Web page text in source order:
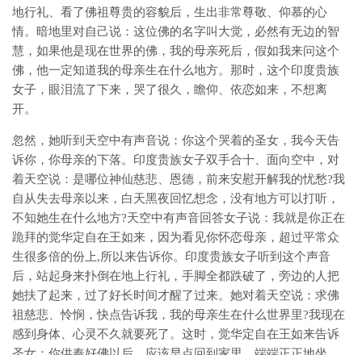
地行礼、看了佛祖尊贵的容貌后，生出非常尊敬、仰慕的心
情。暗地里对自己说：这位佛的名字叫大觉，必然有无边的智
慧，如果他是现在世界的佛，我的母亲死后，假如我来问这个
佛，他一定知道我的母亲生在什么地方。那时，这个印度贵族
女子，眼泪流了下来，哭了很久，瞻仰、依恋如来，不想离
开。
忽然，她听到天空中有声音说：你这个哭着的圣女，我今天告
诉你，你母亲的下落。印度贵族女子双手合十、面向空中，对
着天空说：是哪位神仙慈悲、恩德，前来安慰开解我的忧愁?我
自从失去母亲以来，白天黑夜回忆想念，没有地方可以打听，
不知她生在什么地方?天空中有声音回答女子说：我就是你正在
跪拜的觉华定自在王如来，因为看见你怀恋母亲，超过平常众
生很多倍的份上,所以来告诉你。印度贵族女子听到这个声音
后，站起身来扑倒在地上行礼，手脚全都跌破了，旁边的人把
她扶了起来，过了好长时间才醒了过来。她对着天空说：求佛
祖慈悲、怜悯，快点告诉我，我的母亲生在什么世界里?我现在
感到身体、心灵不久就要死了。这时，觉华定自在王如来告诉